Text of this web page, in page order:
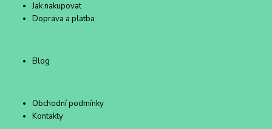
Jak nakupovat
Doprava a platba
Blog
Obchodní podmínky
Kontakty